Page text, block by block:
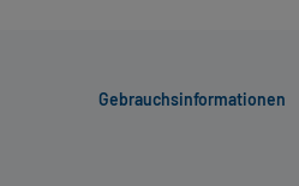
Gebrauchsinformationen